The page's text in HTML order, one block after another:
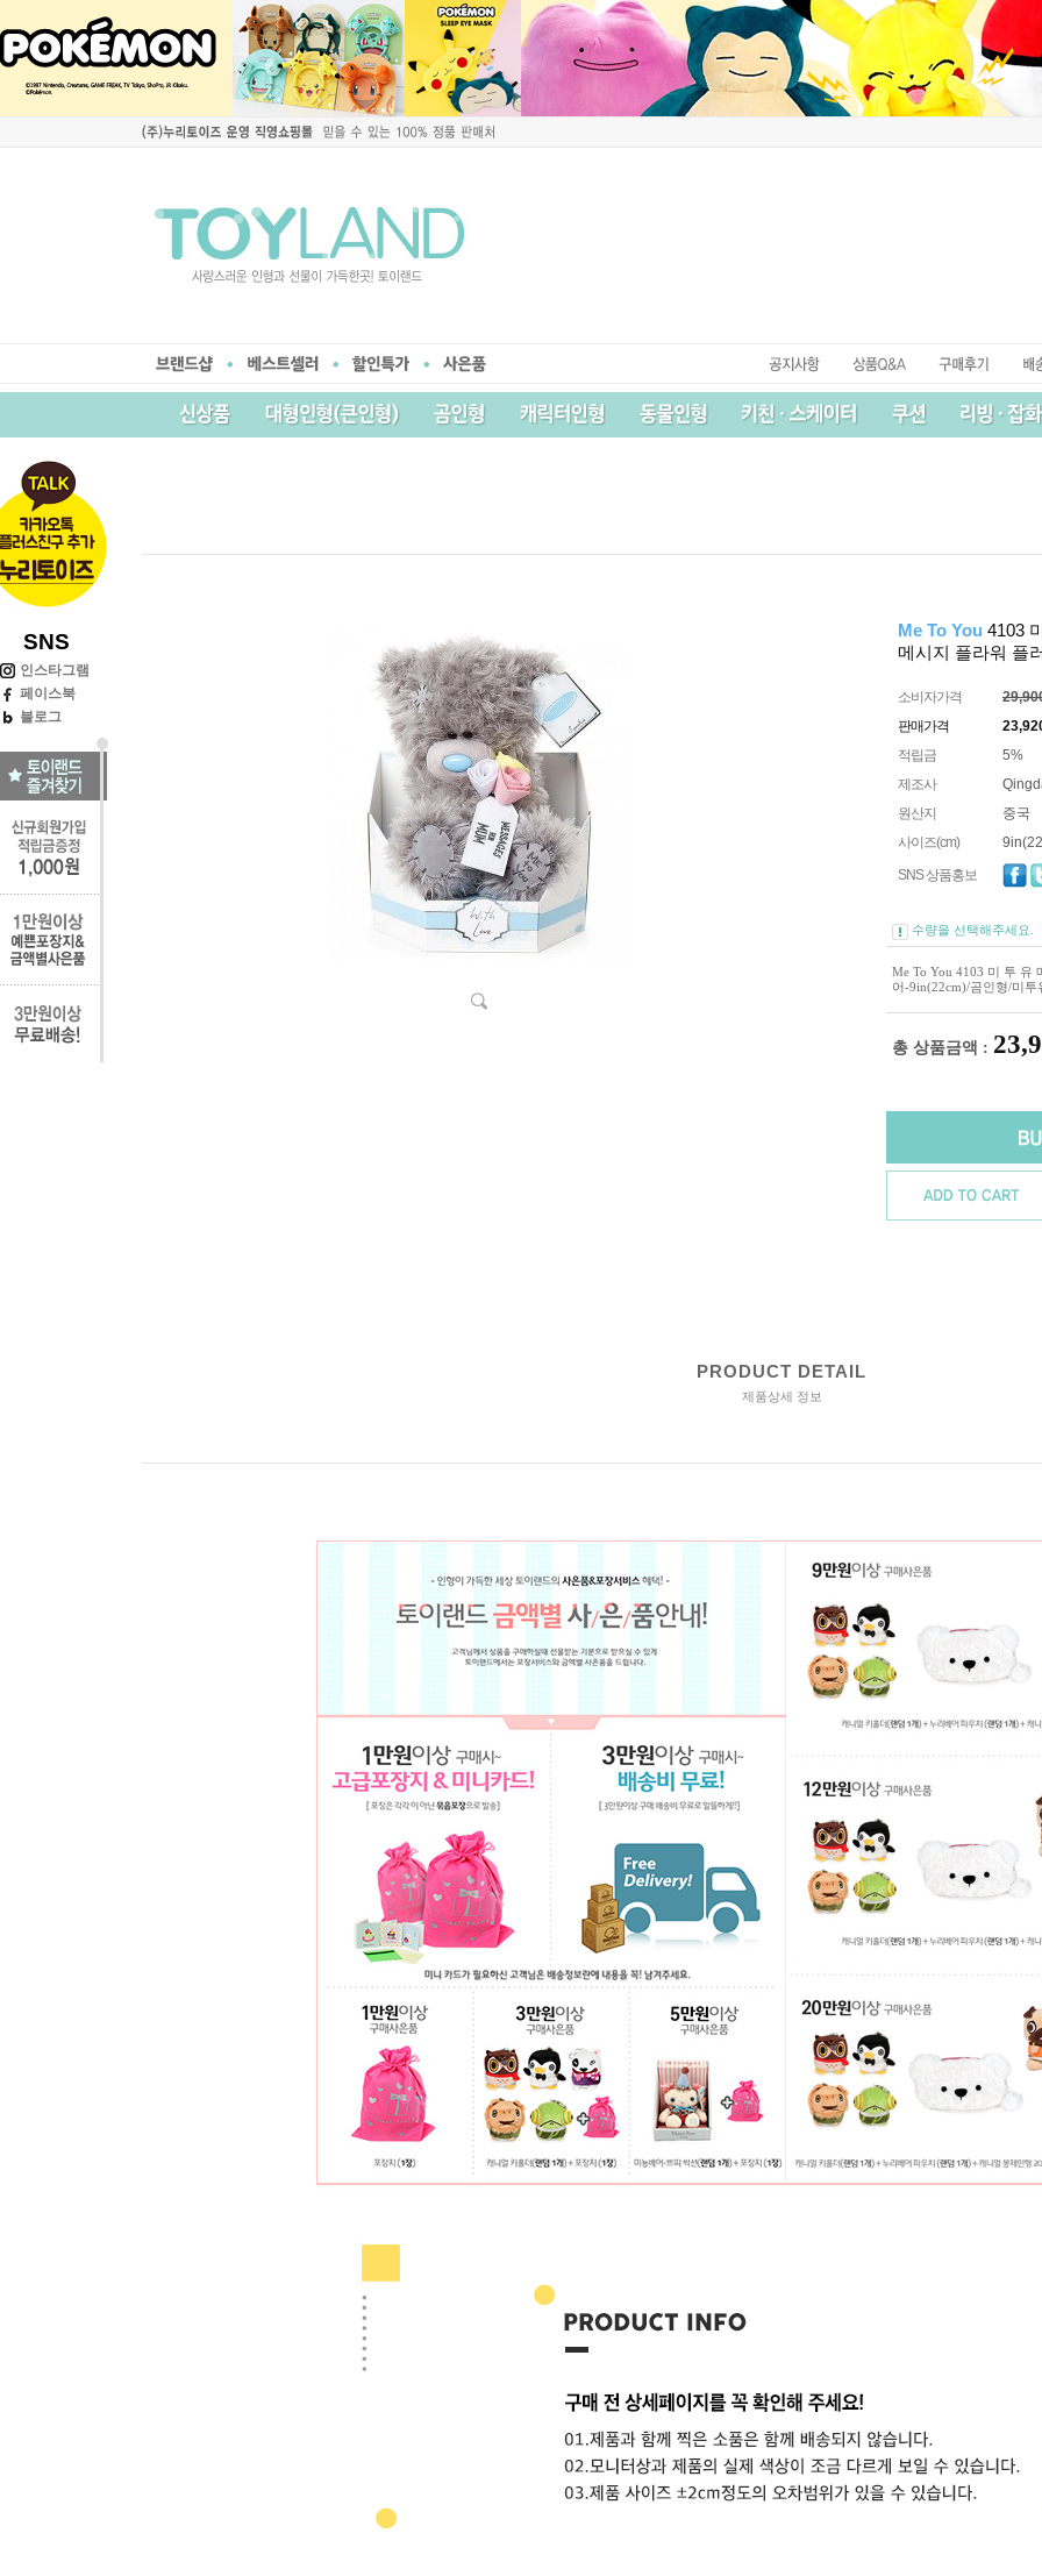
SNS
인스타그램
페이스북
블로그
Me To You 4103
메시지 플라워 플
소비자가격
판매가격
적립금
5%
제조사
원산지
중국
사이즈(cm)
SNS 상품홍보
수량을 선택해주세요.
Me To You 4103 미 투 유
어-9in(22cm)/곰인형/미투
총 상품금액 :
PRODUCT DETAIL
제품상세 정보